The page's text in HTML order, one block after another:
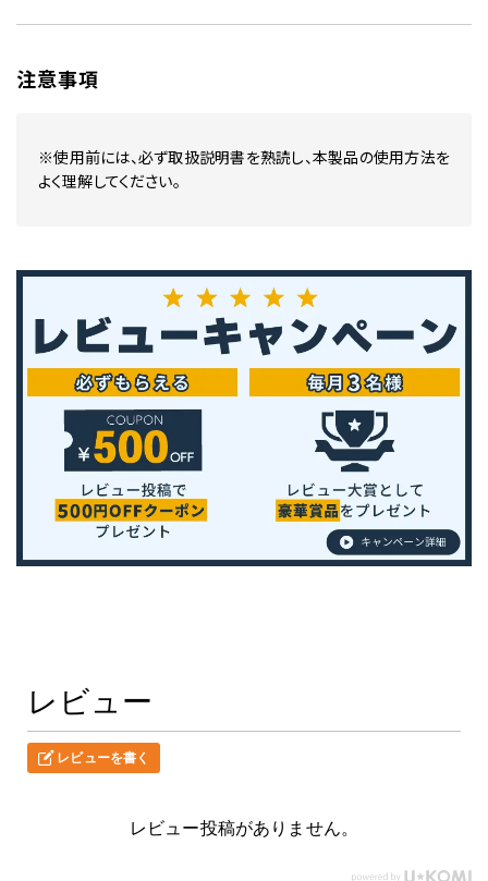
注意事項
※使用前には、必ず取扱説明書を熟読し、本製品の使用方法を
よく理解してください。
レビュー
レビューを書く
レビュー投稿がありません。